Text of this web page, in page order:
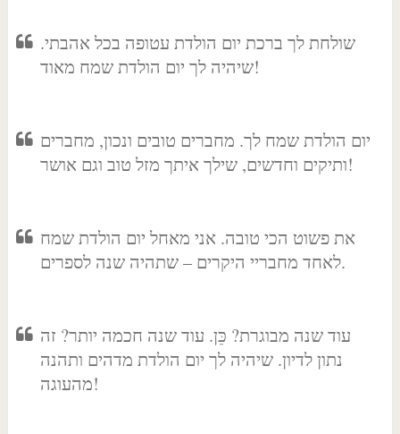
שולחת לך ברכת יום הולדת עטופה בכל אהבתי.
שיהיה לך יום הולדת שמח מאוד!
יום הולדת שמח לך. מחברים טובים ונכון, מחברים
ותיקים וחדשים, שילך איתך מזל טוב וגם אושר!
את פשוט הכי טובה. אני מאחל יום הולדת שמח
לאחד מחבריי היקרים – שתהיה שנה לספרים.
עוד שנה מבוגרת? כֵּן. עוד שנה חכמה יותר? זה
נתון לדיון. שיהיה לך יום הולדת מדהים ותהנה
מהעוגה!